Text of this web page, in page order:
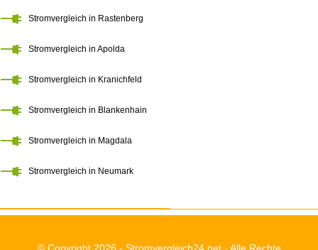
Stromvergleich in Rastenberg
Stromvergleich in Apolda
Stromvergleich in Kranichfeld
Stromvergleich in Blankenhain
Stromvergleich in Magdala
Stromvergleich in Neumark